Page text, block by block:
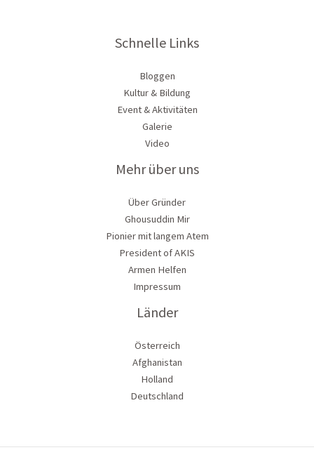
Schnelle Links
Bloggen
Kultur & Bildung
Event & Aktivitäten
Galerie
Video
Mehr über uns
Über Gründer
Ghousuddin Mir
Pionier mit langem Atem
President of AKIS
Armen Helfen
Impressum
Länder
Österreich
Afghanistan
Holland
Deutschland